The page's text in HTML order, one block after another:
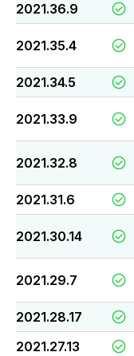
2021.36.9
2021.35.4
2021.34.5
2021.33.9
2021.32.8
2021.31.6
2021.30.14
2021.29.7
2021.28.17
2021.27.13